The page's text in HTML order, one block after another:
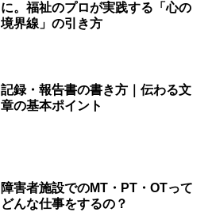
に。福祉のプロが実践する「心の
境界線」の引き方
記録・報告書の書き方｜伝わる文
章の基本ポイント
障害者施設でのMT・PT・OTって
どんな仕事をするの？